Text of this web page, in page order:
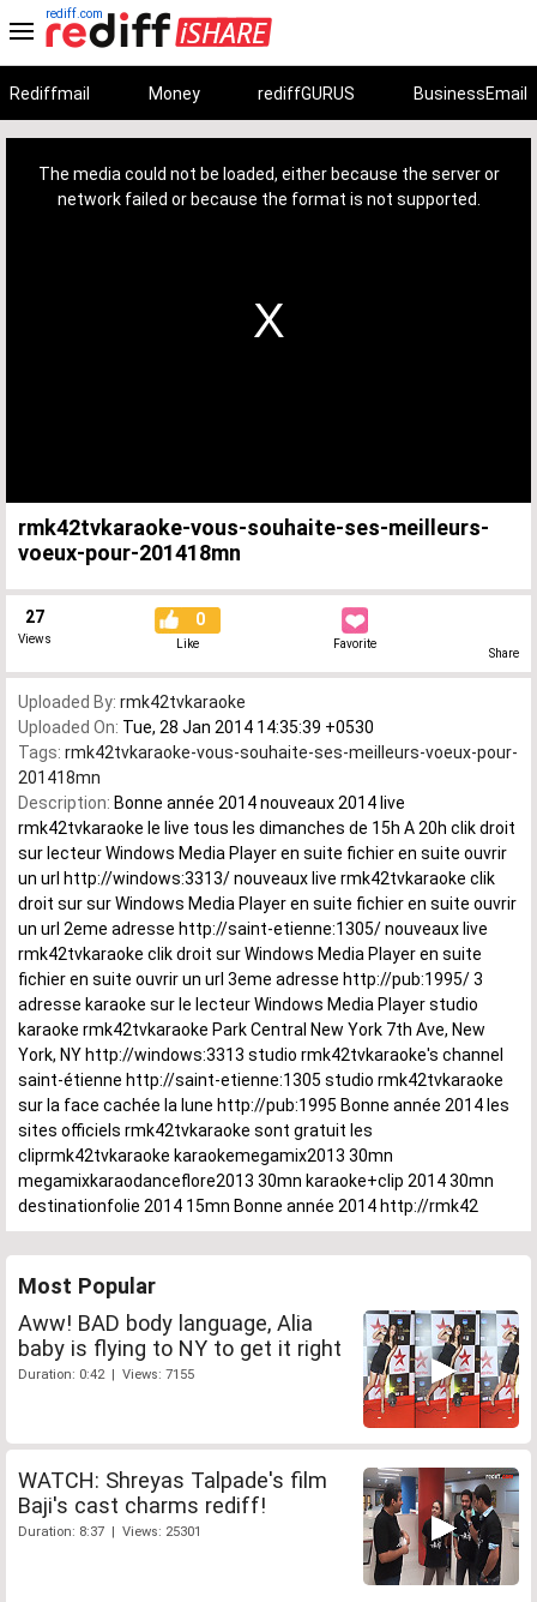
rediff.com
Rediffmail Money rediffGURUS BusinessEmail
The media could not be loaded, either because the server or
network failed or because the format is not supported.
rmk42tvkaraoke-vous-souhaite-ses-meilleurs-
voeux-pour-201418mn
27
Views
0
Like Favorite
Share
Uploaded By: rmk42tvkaraoke
Uploaded On: Tue, 28 Jan 2014 14:35:39 +0530
Tags: rmk42tvkaraoke-vous-souhaite-ses-meilleurs-voeux-pour-
201418mn
Description: Bonne année 2014 nouveaux 2014 live
rmk42tvkaraoke le live tous les dimanches de 15h A 20h clik droit
sur lecteur Windows Media Player en suite fichier en suite ouvrir
un url http://windows:3313/ nouveaux live rmk42tvkaraoke clik
droit sur sur Windows Media Player en suite fichier en suite ouvrir
un url 2eme adresse http://saint-etienne:1305/ nouveaux live
rmk42tvkaraoke clik droit sur Windows Media Player en suite
fichier en suite ouvrir un url 3eme adresse http://pub:1995/ 3
adresse karaoke sur le lecteur Windows Media Player studio
karaoke rmk42tvkaraoke Park Central New York 7th Ave, New
York, NY http://windows:3313 studio rmk42tvkaraoke's channel
saint-étienne http://saint-etienne:1305 studio rmk42tvkaraoke
sur la face cachée la lune http://pub:1995 Bonne année 2014 les
sites officiels rmk42tvkaraoke sont gratuit les
cliprmk42tvkaraoke karaokemegamix2013 30mn
megamixkaraodanceflore2013 30mn karaoke+clip 2014 30mn
destinationfolie 2014 15mn Bonne année 2014 http://rmk42
Most Popular
Aww! BAD body language, Alia
baby is flying to NY to get it right
Duration: 0:42 | Views: 7155
WATCH: Shreyas Talpade's film
Baji's cast charms rediff!
Duration: 8:37 | Views: 25301